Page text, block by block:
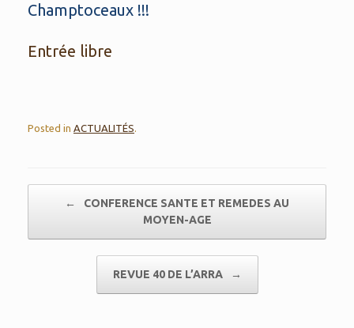
Champtoceaux !!!
Entrée libre
Posted in ACTUALITÉS.
←
CONFERENCE SANTE ET REMEDES AU
MOYEN-AGE
REVUE 40 DE L’ARRA →